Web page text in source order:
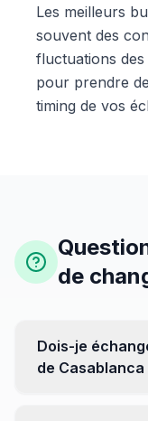
Les meilleurs
souvent des
fluctuations
pour prendre
timing de vos
de
Dois-je
de Casablanca